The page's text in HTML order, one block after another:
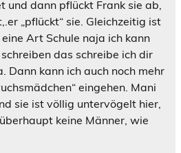
und dann pflückt Frank sie ab,
„pflückt“ sie. Gleichzeitig ist
Art Schule naja ich kann
das schreibe ich dir
Dann kann ich auch noch mehr
eingehen. Mani
sie ist völlig untervögelt hier,
keine Männer, wie